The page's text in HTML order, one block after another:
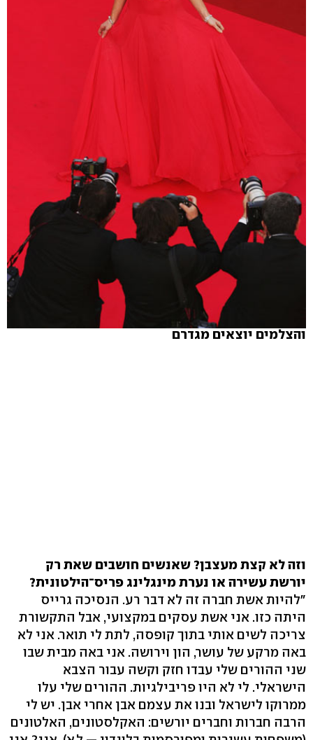
והצלמים יוצאים מגדרם
וזה לא קצת מעצבן? שאנשים חושבים שאת רק
יורשת עשירה או נערת מינגלינג פריס־הילטונית?
"להיות אשת חברה זה לא דבר רע. הנסיכה גרייס
היתה כזו. אני אשת עסקים במקצועי, אבל התקשורת
צריכה לשים אותי בתוך קופסה, לתת לי תואר. אני לא
באה מרקע של עושר, הון וירושה. אני באה מבית שבו
שני ההורים שלי עבדו חזק וקשה עבור הצבא
הישראלי. לי לא היו פריבילגיות. ההורים שלי עלו
ממרוקו לישראל ובנו את עצמם אבן אחרי אבן. יש לי
הרבה חברות וחברים יורשים: האקלסטונים, האלטונים